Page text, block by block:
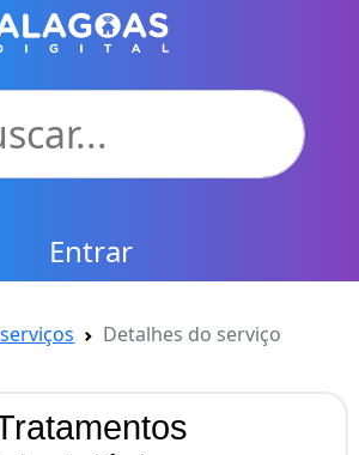
Entrar
Detalhes do serviço